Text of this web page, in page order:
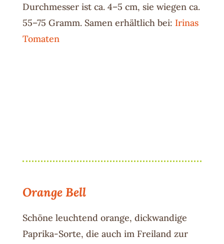
Durchmesser ist ca. 4–5 cm, sie wiegen ca.
55–75 Gramm. Samen erhältlich bei: Irinas
Tomaten
Orange Bell
Schöne leuchtend orange, dickwandige
Paprika-Sorte, die auch im Freiland zur